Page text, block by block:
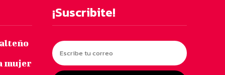
mujer
¡Suscribite!